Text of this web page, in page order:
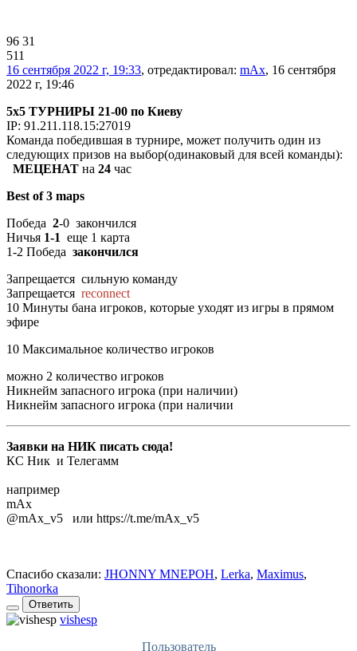
96 31
511
16 сентября 2022 г, 19:33, отредактировал: mAx, 16 сентября
2022 г, 19:46
5х5 ТУРНИРЫ 21-00 по Киеву
IP: 91.211.118.15:27019
Команда победившая в турнире, может получить один из
следующих призов на выбор(одинаковый для всей команды):
МЕЦЕНАТ на 24 час
Best of 3 maps
Победа 2-0 закончился
Ничья 1-1 еще 1 карта
1-2 Победа закончился
Запрещается сильную команду
Запрещается reconnect
10 Минуты бана игроков, которые уходят из игры в прямом
эфире
10 Максимальное количество игроков
можно 2 количество игроков
Никнейм запасного игрока (при наличии)
Никнейм запасного игрока (при наличии
Заявки на НИК писать сюда!
КС Ник и Телегамм
например
mAx
@mAx_v5 или https://t.me/mAx_v5
Спасибо сказали: JHONNY MNEPOH, Lerka, Maximus,
Tihonorka
Ответить
vishesp
Пользователь